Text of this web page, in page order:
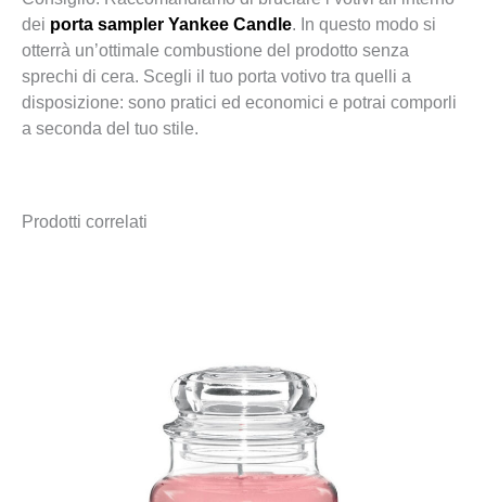
dei porta sampler Yankee Candle. In questo modo si
otterrà un’ottimale combustione del prodotto senza
sprechi di cera. Scegli il tuo porta votivo tra quelli a
disposizione: sono pratici ed economici e potrai comporli
a seconda del tuo stile.
Prodotti correlati
34,90 €